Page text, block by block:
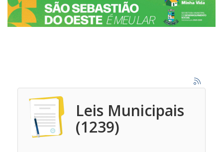
Leis Municipais
(1239)